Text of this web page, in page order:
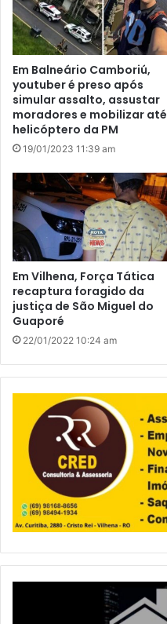
Em Balneário Camboriú,
youtuber é preso após
simular assalto, assustar
moradores e mobilizar até
helicóptero da PM
19/01/2023 11:39 am
Em Vilhena, Força Tática
recaptura foragido da
justiça de São Miguel do
Guaporé
22/01/2022 10:24 am